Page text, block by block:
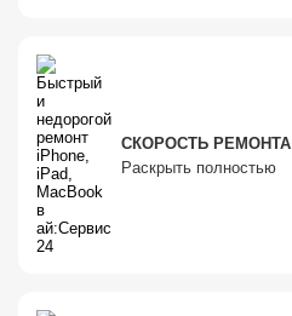
СКОРОСТЬ РЕМОНТА
Раскрыть полностью